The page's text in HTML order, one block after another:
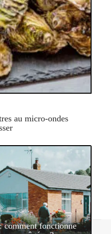
au micro-ondes
comment fonctionne